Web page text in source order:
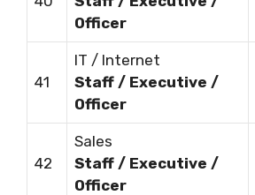
Officer
41
IT / Internet
Staff / Executive /
Officer
42
Sales
Staff / Executive /
Officer